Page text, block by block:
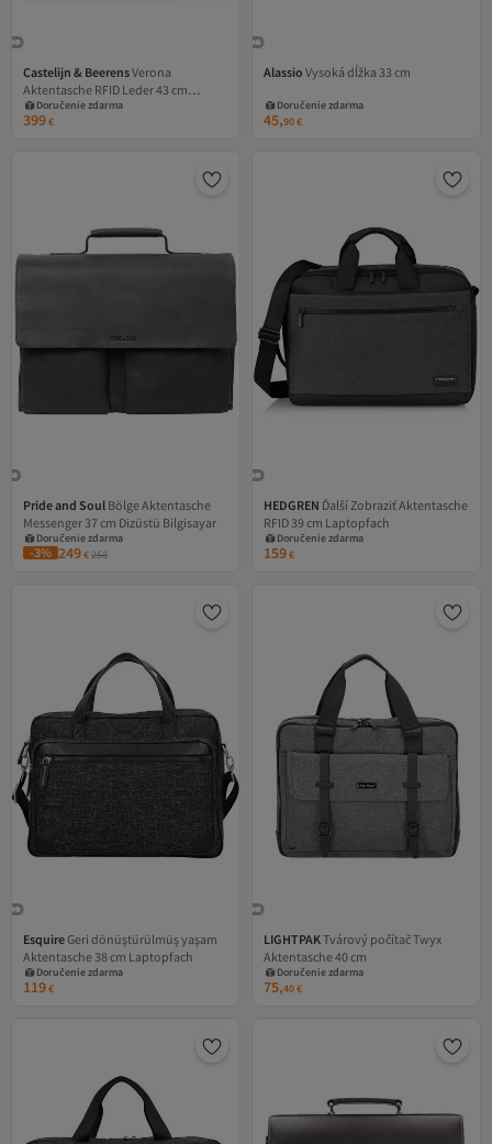
Castelijn & BeerensVerona
Aktentasche RFID Leder 43 cm
Laptopfach
Doručenie zdarma
399€
Alassio Vysoká dĺžka 33 cm
Doručenie zdarma
45,90€
Pride and Soul Bölge Aktentasche
Messenger 37 cm Dizüstü Bilgisayar
Doručenie zdarma
-3% 249€258
HEDGREN Ďalší Zobraziť Aktentasche
RFID 39 cm Laptopfach
Doručenie zdarma
159€
EsquireGeri dönüştürülmüş yaşam
Aktentasche 38 cm Laptopfach
Doručenie zdarma
119€
LIGHTPAKTvárový počítač Twyx
Aktentasche 40 cm
Doručenie zdarma
75,40€